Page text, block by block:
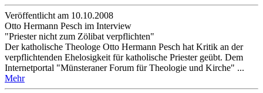
Veröffentlicht am 10­.10.2008
Otto Hermann Pesch im Interview
"Priester nicht zum Zölibat verpflichten"
Der katholische Theologe Otto Hermann Pesch hat Kritik an der
verpflichtenden Ehelosigkeit für katholische Priester geübt. Dem
Internetportal "Münsteraner Forum für Theologie und Kirche" ...
Mehr